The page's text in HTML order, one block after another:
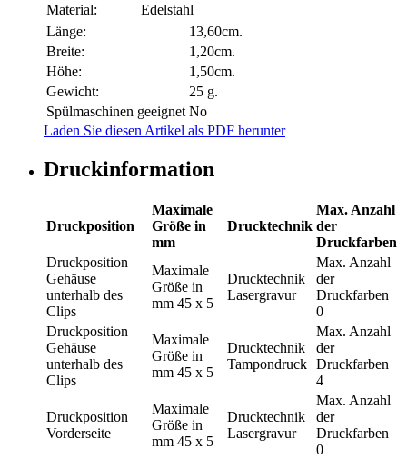
Material:
Edelstahl
Länge:
13,60cm.
Breite:
1,20cm.
Höhe:
1,50cm.
Gewicht:
25 g.
Spülmaschinen geeignet No
Laden Sie diesen Artikel als PDF herunter
Druckinformation
Druckposition
Maximale
Größe in
mm
Drucktechnik
Max. Anzahl
der
Druckfarben
Druckposition
Gehäuse
unterhalb des
Clips
Maximale
Größe in
mm 45 x 5
Drucktechnik
Lasergravur
Max. Anzahl
der
Druckfarben
0
Druckposition
Gehäuse
unterhalb des
Clips
Maximale
Größe in
mm 45 x 5
Drucktechnik
Tampondruck
Max. Anzahl
der
Druckfarben
4
Druckposition
Vorderseite
Maximale
Größe in
mm 45 x 5
Drucktechnik
Lasergravur
Max. Anzahl
der
Druckfarben
0